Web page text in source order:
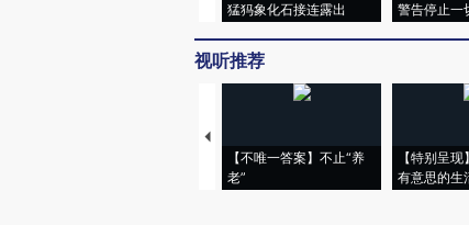
猛犸象化石接连露出
警告停止一
视听推荐
【不唯一答案】不止“养
老”
【特别呈
有意思的生